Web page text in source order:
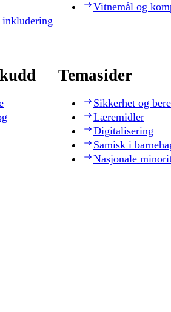
Vitnemål og
Temasider
Sikkerhet og
Læremidler
Digitalisering
Samisk i
Nasjonale